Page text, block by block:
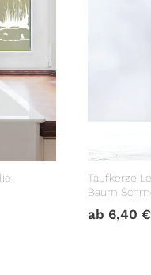
Taufkerze
Baum
Taufspruch
ab 6,40 €